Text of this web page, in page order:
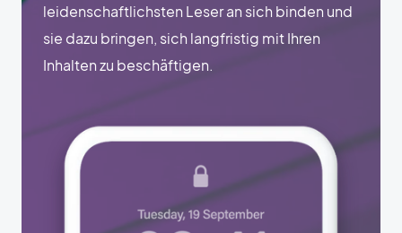
leidenschaftlichsten Leser an sich binden und
sie dazu bringen, sich langfristig mit Ihren
Inhalten zu beschäftigen.